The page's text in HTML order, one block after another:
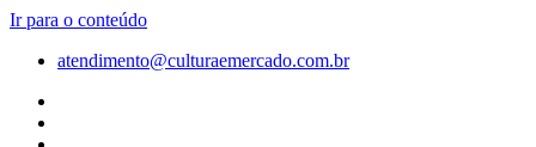
Ir para o conteúdo
atendimento@culturaemercado.com.br